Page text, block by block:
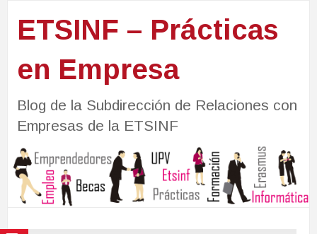
ETSINF – Prácticas
en Empresa
Blog de la Subdirección de Relaciones con
Empresas de la ETSINF